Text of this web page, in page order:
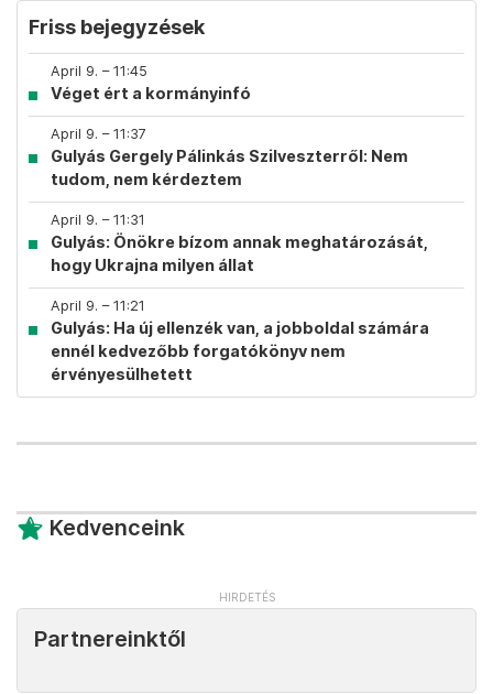
Friss bejegyzések
April 9. – 11:45
Véget ért a kormányinfó
April 9. – 11:37
Gulyás Gergely Pálinkás Szilveszterről: Nem
tudom, nem kérdeztem
April 9. – 11:31
Gulyás: Önökre bízom annak meghatározását,
hogy Ukrajna milyen állat
April 9. – 11:21
Gulyás: Ha új ellenzék van, a jobboldal számára
ennél kedvezőbb forgatókönyv nem
érvényesülhetett
Kedvenceink
Partnereinktől